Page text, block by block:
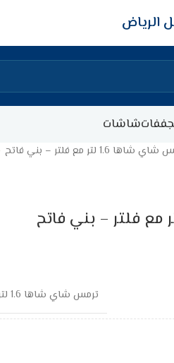
الرياض
شاشات
شاها 1.6 لتر مع فلتر – بني فاتح
ترمس شاي شاها 1.6 لتر مع فلتر – بني فاتح